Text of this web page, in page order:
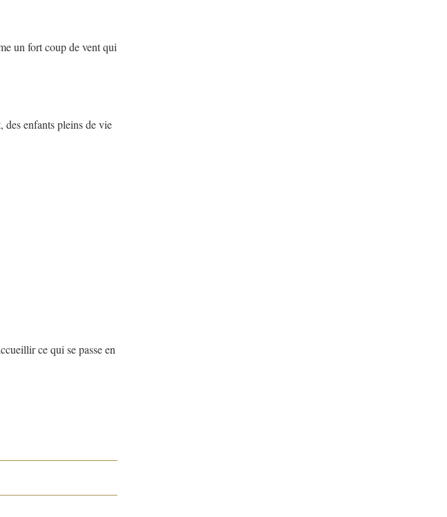
un fort coup de vent qui
des enfants pleins de vie
ce qui se passe en